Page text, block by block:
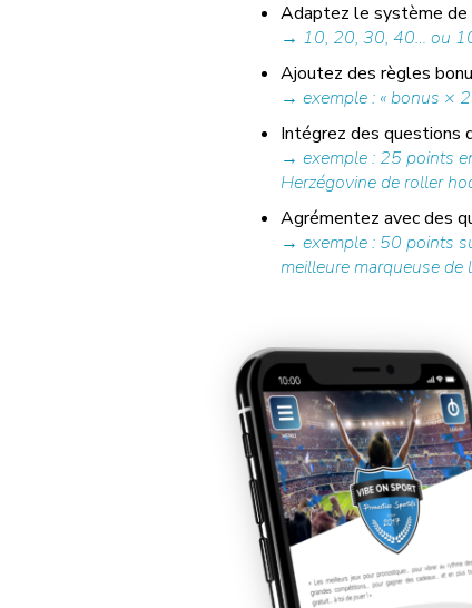
Adaptez le système de
→ 10, 20, 30, 40… ou
Ajoutez des règles
→ exemple : « bonus ×
Intégrez des questions
→ exemple : 25 points
Herzégovine de roller
Agrémentez avec des
→ exemple : 50 points
meilleure marqueuse de